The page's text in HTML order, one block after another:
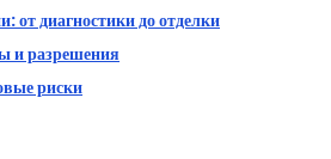
от диагностики до отделки
и разрешения
риски